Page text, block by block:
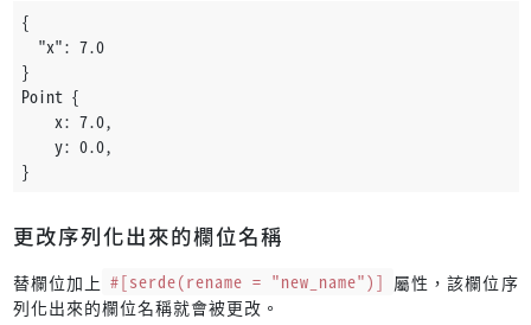
{
  "x": 7.0
}
Point {
    x: 7.0,
    y: 0.0,
}
更改序列化出來的欄位名稱
替欄位加上 #[serde(rename = "new_name")] 屬性，該欄位序
列化出來的欄位名稱就會被更改。